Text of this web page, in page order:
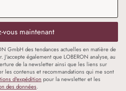
vous maintenant
GmbH des tendances actuelles en matière de
également que LOBERON analyse, au
de la newsletter ainsi que les liens sur
les contenus et recommandations qui me sont
d'expédition pour la newsletter et les
des données.